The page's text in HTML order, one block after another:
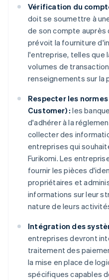
Vérification du
doit se soumettre à
de son compte auprès
prévoit la fourniture
l'entreprise, telles que
volumes de
renseignements sur la
Respecter les normes
Customer) : les
d'adhérer à la
collecter des
entreprises qui
Furikomi. Les
fournir les pièces
propriétaires et
informations sur leur
nature de leurs
Intégration des
entreprises devront
traitement des
la mise en place de
spécifiques capables